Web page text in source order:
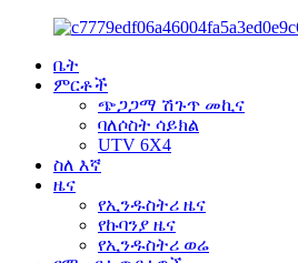
ቤት
ምርቶች
ጭጋጋማ ሽጉጥ መኪና
ባለሶስት ሳይክል
UTV 6X4
ስለ እኛ
ዜና
የኢንዱስትሪ ዜና
የኩባንያ ዜና
የኢንዱስትሪ ወሬ